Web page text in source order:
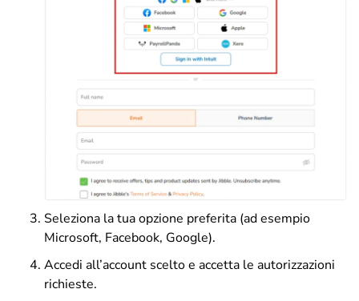
Seleziona la tua opzione preferita (ad esempio
Microsoft, Facebook, Google).
Accedi all’account scelto e accetta le autorizzazioni
richieste.